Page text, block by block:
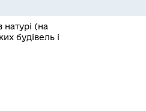
(на
будівель і